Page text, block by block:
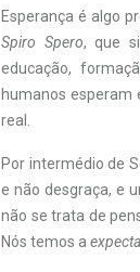
Esperança é algo
Spiro Spero, que
educação,
humanos esperam
real.
Por intermédio de
e não desgraça, e
não se trata de
Nós temos a